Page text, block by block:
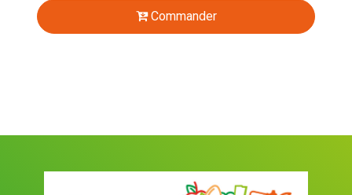
Commander